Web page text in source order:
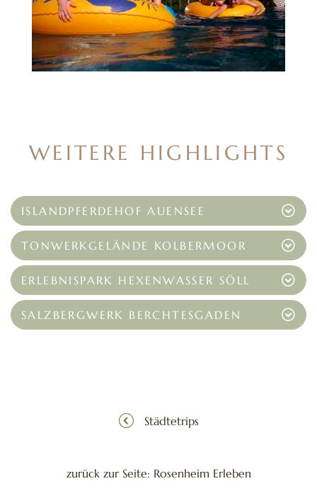
WEITERE HIGHLIGHTS
ISLANDPFERDEHOF AUENSEE
TONWERKGELÄNDE KOLBERMOOR
ERLEBNISPARK HEXENWASSER SÖLL
SALZBERGWERK BERCHTESGADEN
Städtetrips
zurück zur Seite: Rosenheim Erleben